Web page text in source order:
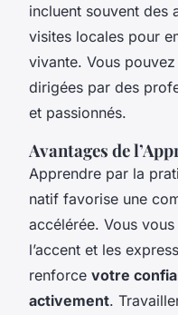
incluent souvent des
visites locales pour
vivante. Vous
dirigées par des
et passionnés.
Avantages de
Apprendre par la
natif favorise une
accélérée. Vous
l’accent et les
renforce votre
activement.